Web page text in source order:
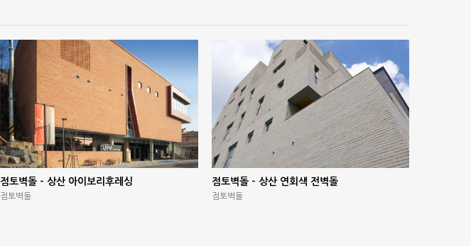
점토벽돌 – 상산 아이보리후레싱
점토벽돌
점토벽돌 – 상산 연회색 전벽돌
점토벽돌